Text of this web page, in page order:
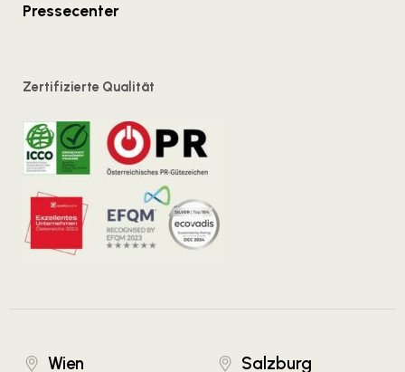
Pressecenter
Zertifizierte Qualität
Wien Salzburg